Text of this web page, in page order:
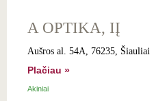
A OPTIKA, IĮ
Aušros al. 54A, 76235, Šiauliai
Plačiau »
Akiniai